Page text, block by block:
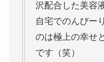
沢配合した美容
自宅でのんびー
のは極上の幸せ
です（笑）